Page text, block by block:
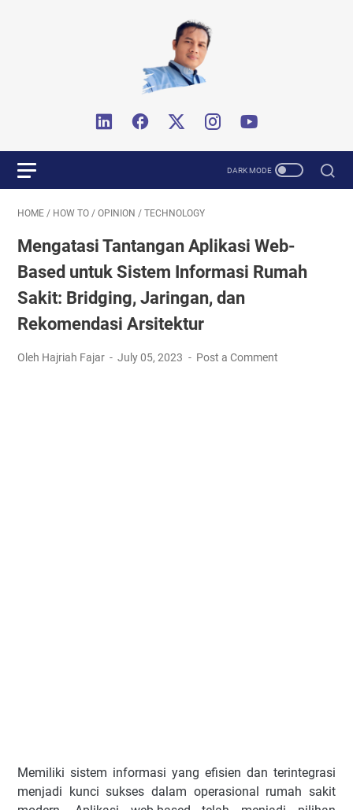
HOME / HOW TO / OPINION / TECHNOLOGY
Mengatasi Tantangan Aplikasi Web-
Based untuk Sistem Informasi Rumah
Sakit: Bridging, Jaringan, dan
Rekomendasi Arsitektur
Oleh Hajriah Fajar July 05, 2023 Post a Comment
Memiliki sistem informasi yang efisien dan terintegrasi
menjadi kunci sukses dalam operasional rumah sakit